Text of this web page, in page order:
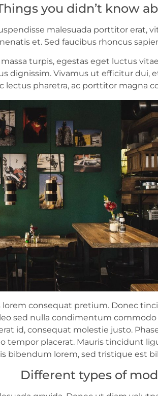
you didn’t know
malesuada porttitor erat,
et. Sed faucibus rhoncus
turpis, egestas eget luctus
dignissim. Vivamus ut efficitur dui,
lectus pharetra, ac porttitor magna
consequat pretium. Donec
sed nulla condimentum commodo
id, consequat molestie justo.
tempor placerat. Mauris tincidunt
bibendum lorem, sed tristique est
Different types of